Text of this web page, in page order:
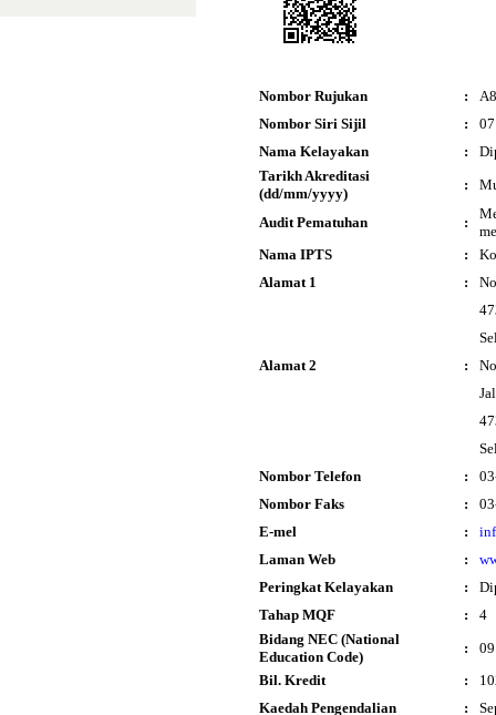
Nombor Rujukan :
Nombor Siri Sijil
:
Nama Kelayakan
:
Tarikh Akreditasi
(dd/mm/yyyy)
:
Audit Pematuhan :
Nama IPTS
:
Alamat 1
:
Alamat 2
:
Nombor Telefon
:
Nombor Faks
:
E-mel
:
Laman Web
:
Peringkat Kelayakan
:
Tahap MQF
:
4
Bidang NEC (National
Education Code)
:
Bil. Kredit
:
Kaedah Pengendalian
: